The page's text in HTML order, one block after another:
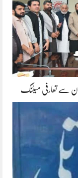
سے تعارفی میٹنگ